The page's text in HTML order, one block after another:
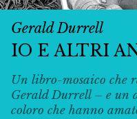
Gerald Durrell
IO E ALTRI
Un libro-mosaico che
Gerald Durrell – e un
coloro che hanno